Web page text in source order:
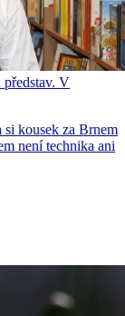
představ. V
kousek za Brnem
není technika ani